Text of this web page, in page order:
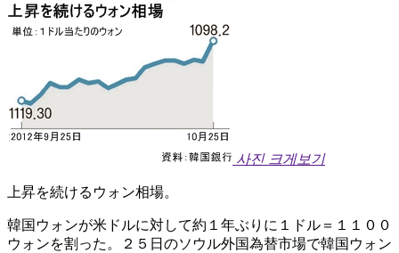
사진 크게보기
上昇を続けるウォン相場。
韓国ウォンが米ドルに対して約１年ぶりに１ドル＝１１００
ウォンを割った。２５日のソウル外国為替市場で韓国ウォン